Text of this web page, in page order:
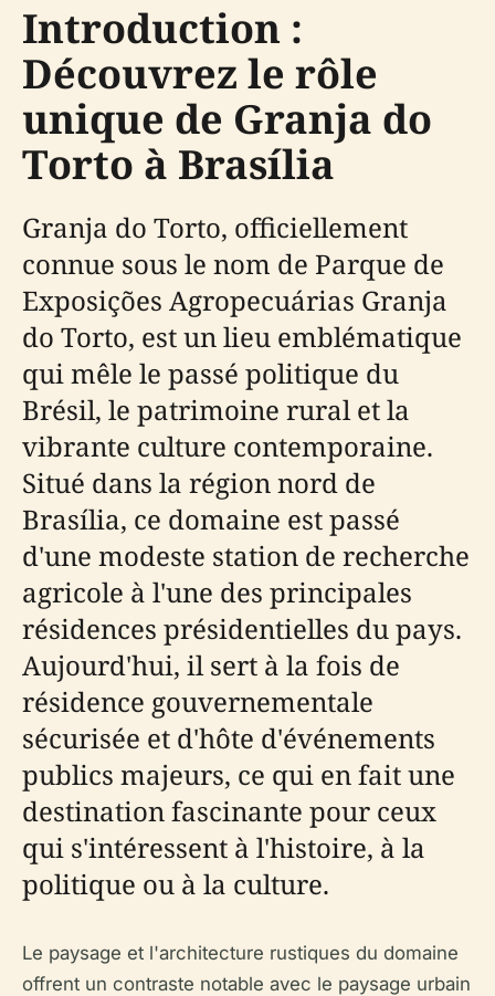
Introduction :
Découvrez le rôle
unique de Granja do
Torto à Brasília
Granja do Torto, officiellement
connue sous le nom de Parque de
Exposições Agropecuárias Granja
do Torto, est un lieu emblématique
qui mêle le passé politique du
Brésil, le patrimoine rural et la
vibrante culture contemporaine.
Situé dans la région nord de
Brasília, ce domaine est passé
d'une modeste station de recherche
agricole à l'une des principales
résidences présidentielles du pays.
Aujourd'hui, il sert à la fois de
résidence gouvernementale
sécurisée et d'hôte d'événements
publics majeurs, ce qui en fait une
destination fascinante pour ceux
qui s'intéressent à l'histoire, à la
politique ou à la culture.
Le paysage et l'architecture rustiques du domaine
offrent un contraste notable avec le paysage urbain